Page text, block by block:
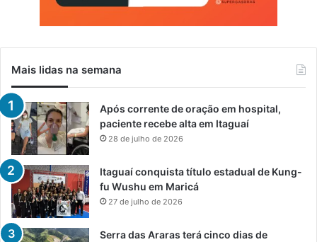
Mais lidas na semana
Após corrente de oração em hospital,
paciente recebe alta em Itaguaí
28 de julho de 2026
Itaguaí conquista título estadual de Kung-
fu Wushu em Maricá
27 de julho de 2026
Serra das Araras terá cinco dias de